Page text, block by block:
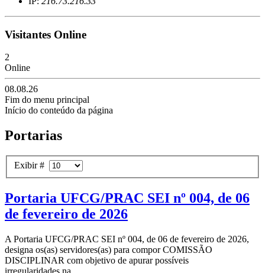
Visitantes Online
2
Online
08.08.26
Fim do menu principal
Início do conteúdo da página
Portarias
Exibir #
Portaria UFCG/PRAC SEI nº 004, de 06
de fevereiro de 2026
A Portaria UFCG/PRAC SEI nº 004, de 06 de fevereiro de 2026,
designa os(as) servidores(as) para compor COMISSÃO
DISCIPLINAR com objetivo de apurar possíveis
irregularidades na...